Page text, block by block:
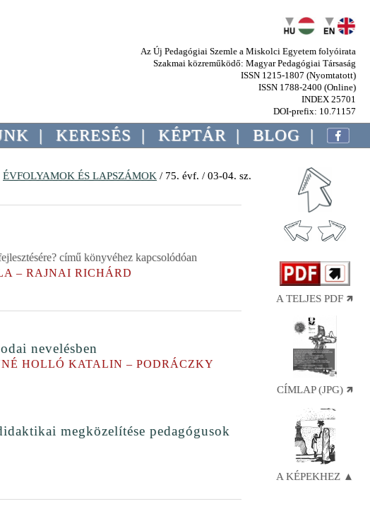
Az Új Pedagógiai Szemle a Miskolci Egyetem folyóirata
Szakmai közreműködő: Magyar Pedagógiai Társaság
ISSN 1215-1807 (Nyomtatott)
ISSN 1788-2400 (Online)
INDEX 25701
DOI-prefix: 10.71157
| KERESÉS | KÉPTÁR | BLOG |
ÉVFOLYAMOK ÉS LAPSZÁMOK / 75. évf. / 03-04. sz.
című könyvéhez kapcsolódóan
– RAJNAI RICHÁRD
nevelésben
HOLLÓ KATALIN – PODRÁCZKY
megközelítése pedagógusok
A TELJES PDF 🡽
CÍMLAP (JPG) 🡽
A KÉPEKHEZ ▲